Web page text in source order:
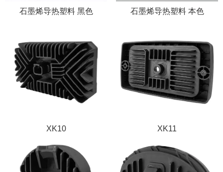
石墨烯导热塑料 黑色 石墨烯导热塑料 本色
XK10 XK11